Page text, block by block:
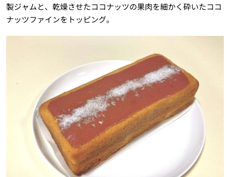
製ジャムと、乾燥させたココナッツの果肉を細かく砕いたココ
ナッツファインをトッピング。